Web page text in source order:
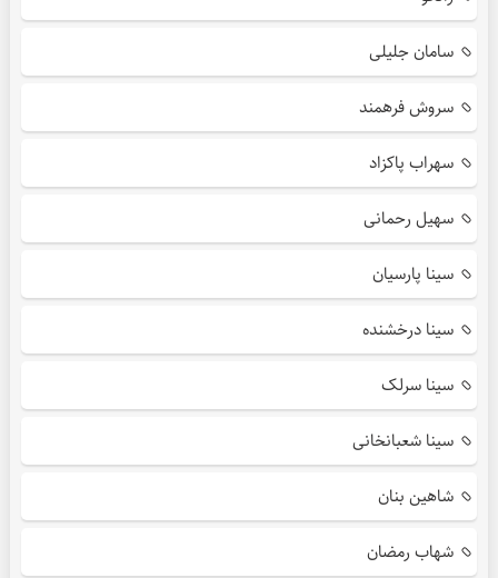
سامان جلیلی
سروش فرهمند
سهراب پاکزاد
سهیل رحمانی
سینا پارسیان
سینا درخشنده
سینا سرلک
سینا شعبانخانی
شاهین بنان
شهاب رمضان